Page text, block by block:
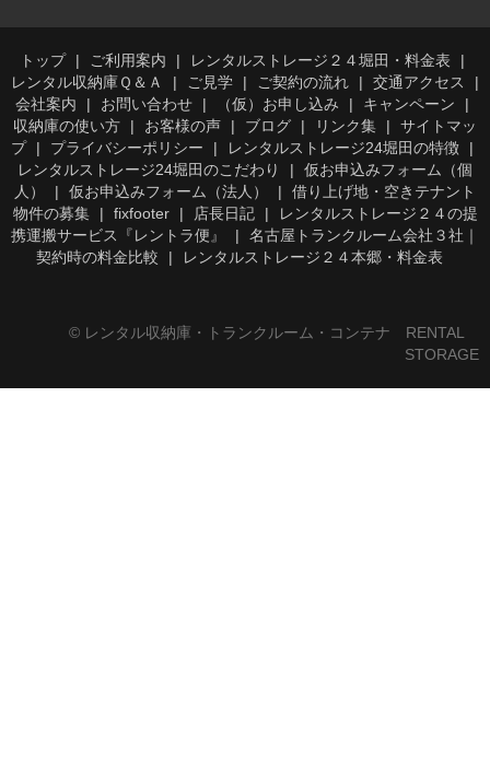
トップ ご利用案内
レンタルストレージ２４堀田・料金表
レンタル収納庫Ｑ＆Ａ
ご見学 ご契約の流れ
交通アクセス
会社案内
お問い合わせ （仮）お申し込み
キャンペーン
収納庫の使い方
お客様の声 ブログ リンク集
サイトマッ
プ
プライバシーポリシー
レンタルストレージ24堀田の特徴
レンタルストレージ24堀田のこだわり
仮お申込みフォーム（個
人）
仮お申込みフォーム（法人）
借り上げ地・空きテナント
物件の募集
fixfooter 店長日記
レンタルストレージ２４の提
携運搬サービス『レントラ便』
名古屋トランクルーム会社３社｜
契約時の料金比較
レンタルストレージ２４本郷・料金表
© レンタル収納庫・トランクルーム・コンテナ RENTAL
STORAGE